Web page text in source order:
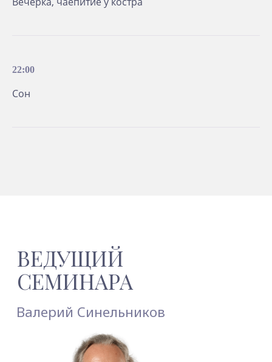
22:00
Сон
60 000 ₽
Оплата за семинар вносится
семинара.Возможна
предоплата 30%
бронирования места),
оставшиеся 70% вносятся
за 1 месяц до семинара.